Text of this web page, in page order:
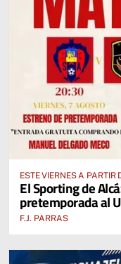
ESTE VIERNES A
“MANUEL DELGADO
El Sporting de
pretemporada al
F.J. PARRAS